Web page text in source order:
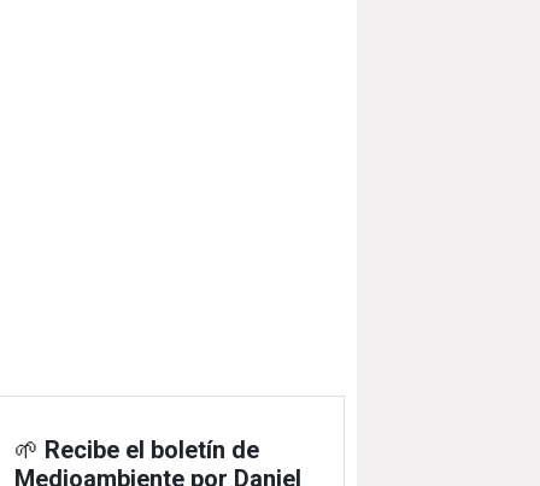
🌱 Recibe el boletín de
Medioambiente por Daniel